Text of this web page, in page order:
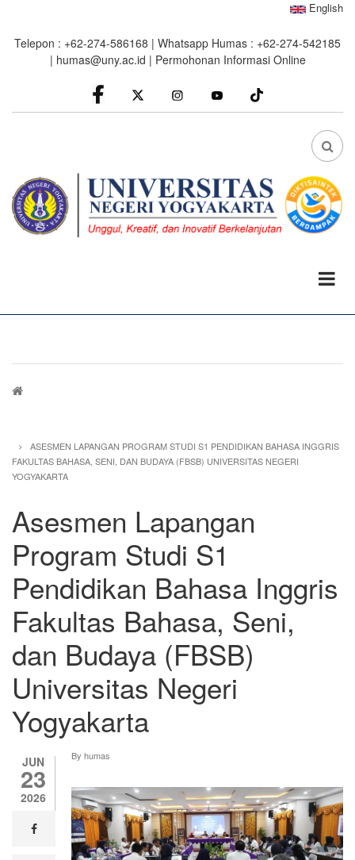
main
English
Telepon : +62-274-586168 | Whatsapp Humas : +62-274-542185
| humas@uny.ac.id | Permohonan Informasi Online
facebook
Instagram youtube
FA
Breadcrumb
ASESMEN LAPANGAN PROGRAM STUDI S1 PENDIDIKAN BAHASA INGGRIS
FAKULTAS BAHASA, SENI, DAN BUDAYA (FBSB) UNIVERSITAS NEGERI
YOGYAKARTA
Asesmen Lapangan
Program Studi S1
Pendidikan Bahasa Inggris
Fakultas Bahasa, Seni,
dan Budaya (FBSB)
Universitas Negeri
Yogyakarta
JUN
23
2026
0%
read
facebook
By humas